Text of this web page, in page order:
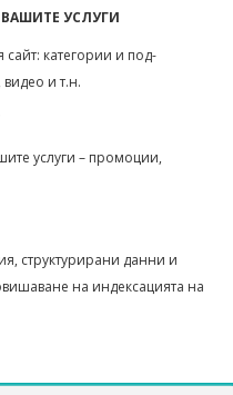
УСЛУГИ
сайт: категории и под-
и т.н.
услуги – промоции,
структурирани данни и
на индексацията на